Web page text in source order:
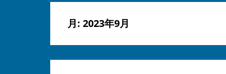
月: 2023年9月